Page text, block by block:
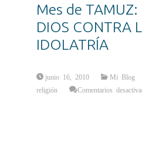
Mes de TAMUZ:
DIOS CONTRA
IDOLATRÍA
junio 16, 2010 Mi Blog
religión
Comentarios